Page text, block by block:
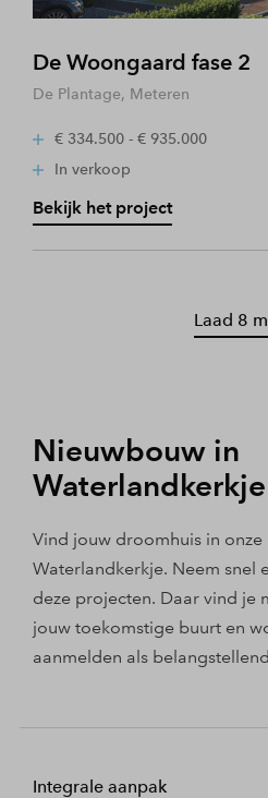
De Woongaard fase 2
De Plantage, Meteren
€ 334.500 - € 935.000
In verkoop
Bekijk het project
Laad 8
Nieuwbouw in
Waterlandkerkje
Vind jouw droomhuis in
Waterlandkerkje. Neem snel
deze projecten. Daar vind je
jouw toekomstige buurt en
aanmelden als
Integrale aanpak